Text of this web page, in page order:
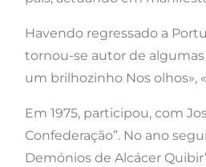
Havendo regressado a
tornou-se autor de
um brilhozinho Nos olhos»,
Em 1975, participou, com
Confederação”. No ano
Demónios de Alcácer